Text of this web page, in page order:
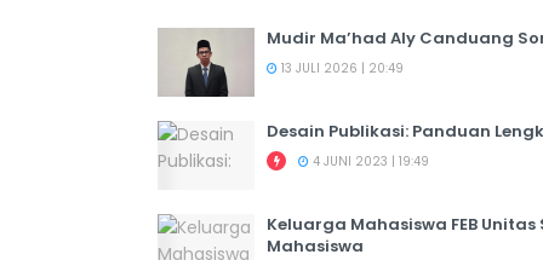
Mudir Ma’had Aly Canduang
13 JULI 2026 | 20:49
Desain Publikasi: Panduan
4 JUNI 2023 | 19:49
Keluarga Mahasiswa FEB
Mahasiswa